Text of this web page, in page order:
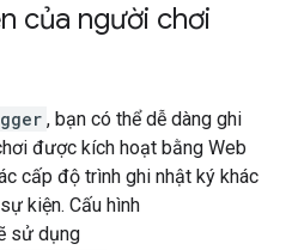
của người chơi
, bạn có thể dễ dàng ghi
được kích hoạt bằng Web
cấp độ trình ghi nhật ký khác
kiện. Cấu hình
sử dụng